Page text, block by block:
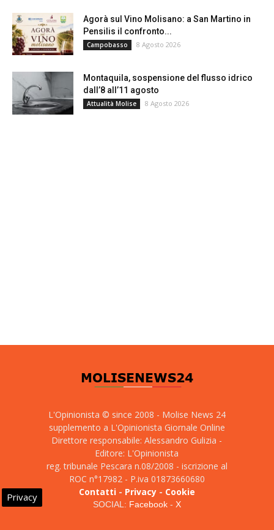
Agorà sul Vino Molisano: a San Martino in
Pensilis il confronto...
Campobasso 8 Agosto 2026
Montaquila, sospensione del flusso idrico
dall’8 all’11 agosto
Attualità Molise 8 Agosto 2026
L'Opinionista © since 2008 - Molise News 24
supplemento a L'Opinionista Giornale Online
Direttore responsabile: Alessandro Gulizia -
Editore: L'Opinionista
reg. tribunale Pescara n.08/2008 - iscrizione al
ROC n°17982 - P.iva 01873660680
Contatti- Privacy- Cookie
SOCIAL: Facebook- X
Privacy